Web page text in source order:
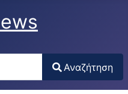
for results.
Αναζήτηση